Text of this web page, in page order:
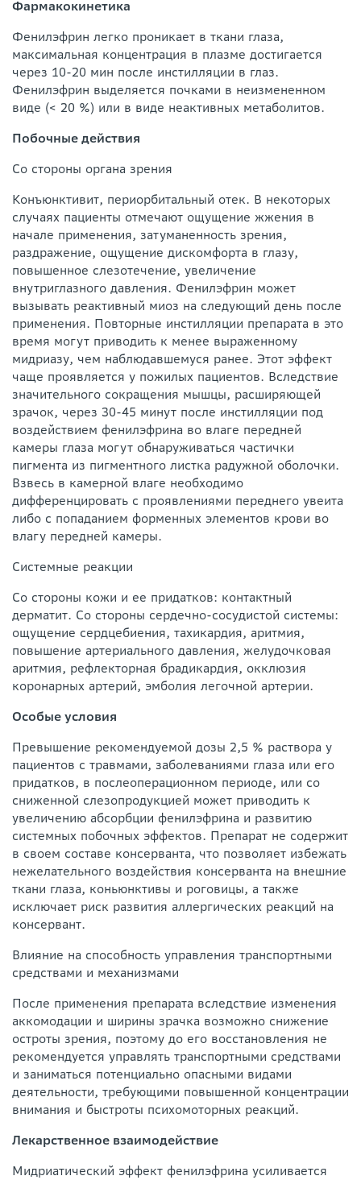
Фармакокинетика
Фенилэфрин легко проникает в ткани глаза,
максимальная концентрация в плазме достигается
через 10-20 мин после инстилляции в глаз.
Фенилэфрин выделяется почками в неизмененном
виде (< 20 %) или в виде неактивных метаболитов.
Побочные действия
Со стороны органа зрения
Конъюнктивит, периорбитальный отек. В некоторых
случаях пациенты отмечают ощущение жжения в
начале применения, затуманенность зрения,
раздражение, ощущение дискомфорта в глазу,
повышенное слезотечение, увеличение
внутриглазного давления. Фенилэфрин может
вызывать реактивный миоз на следующий день после
применения. Повторные инстилляции препарата в это
время могут приводить к менее выраженному
мидриазу, чем наблюдавшемуся ранее. Этот эффект
чаще проявляется у пожилых пациентов. Вследствие
значительного сокращения мышцы, расширяющей
зрачок, через 30-45 минут после инстилляции под
воздействием фенилэфрина во влаге передней
камеры глаза могут обнаруживаться частички
пигмента из пигментного листка радужной оболочки.
Взвесь в камерной влаге необходимо
дифференцировать с проявлениями переднего увеита
либо с попаданием форменных элементов крови во
влагу передней камеры.
Системные реакции
Со стороны кожи и ее придатков: контактный
дерматит. Со стороны сердечно-сосудистой системы:
ощущение сердцебиения, тахикардия, аритмия,
повышение артериального давления, желудочковая
аритмия, рефлекторная брадикардия, окклюзия
коронарных артерий, эмболия легочной артерии.
Особые условия
Превышение рекомендуемой дозы 2,5 % раствора у
пациентов с травмами, заболеваниями глаза или его
придатков, в послеоперационном периоде, или со
сниженной слезопродукцией может приводить к
увеличению абсорбции фенилэфрина и развитию
системных побочных эффектов. Препарат не содержит
в своем составе консерванта, что позволяет избежать
нежелательного воздействия консерванта на внешние
ткани глаза, коньюнктивы и роговицы, а также
исключает риск развития аллергических реакций на
консервант.
Влияние на способность управления транспортными
средствами и механизмами
После применения препарата вследствие изменения
аккомодации и ширины зрачка возможно снижение
остроты зрения, поэтому до его восстановления не
рекомендуется управлять транспортными средствами
и заниматься потенциально опасными видами
деятельности, требующими повышенной концентрации
внимания и быстроты психомоторных реакций.
Лекарственное взаимодействие
Мидриатический эффект фенилэфрина усиливается